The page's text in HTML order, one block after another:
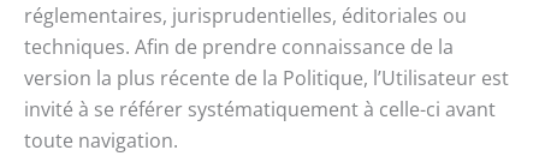
réglementaires, jurisprudentielles, éditoriales ou
techniques. Afin de prendre connaissance de la
version la plus récente de la Politique, l’Utilisateur est
invité à se référer systématiquement à celle-ci avant
toute navigation.